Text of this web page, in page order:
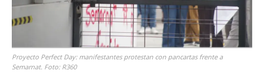
Proyecto Perfect Day: manifestantes protestan con pancartas frente a
Semarnat. Foto: R360